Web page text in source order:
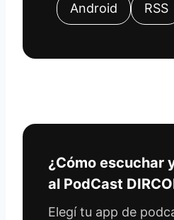
Android RSS
¿Cómo escuchar
al PodCast
Elegí tu app de